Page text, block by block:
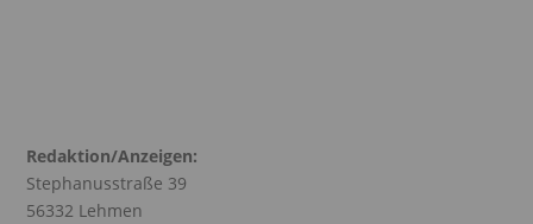
Redaktion/Anzeigen:
Stephanusstraße 39
56332 Lehmen